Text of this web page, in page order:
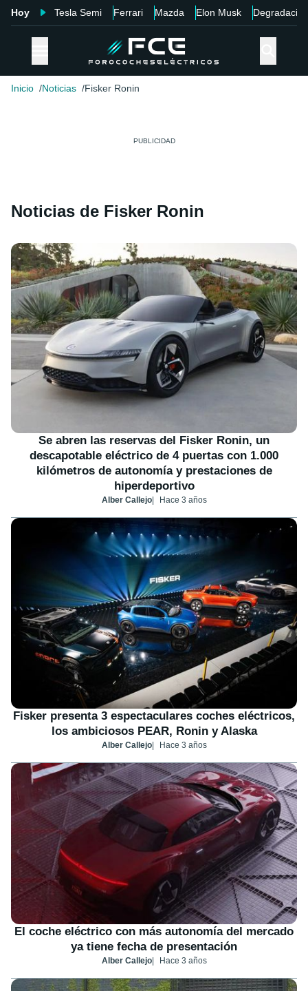
Hoy Tesla Semi Ferrari Mazda Elon Musk Degradación
Inicio Noticias Fisker Ronin
Noticias de Fisker Ronin
Se abren las reservas del Fisker Ronin, un
descapotable eléctrico de 4 puertas con 1.000
kilómetros de autonomía y prestaciones de
hiperdeportivo
Alber Callejo Hace 3 años
Fisker presenta 3 espectaculares coches eléctricos,
los ambiciosos PEAR, Ronin y Alaska
Alber Callejo Hace 3 años
El coche eléctrico con más autonomía del mercado
ya tiene fecha de presentación
Alber Callejo Hace 3 años